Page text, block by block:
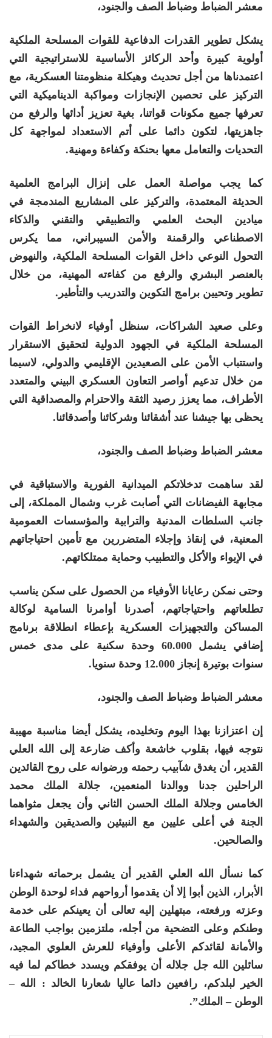
معشر الضباط وضباط الصف والجنود،
يشكل تطوير القدرات الدفاعية للقوات المسلحة الملكية
أولوية كبيرة وأحد الركائز الأساسية للاستراتيجية التي
اعتمدناها من أجل تحديث وهيكلة منظومتنا العسكرية، مع
التركيز على تحصين الإنجازات ومواكبة الديناميكية التي
تعرفها جميع مكونات قواتنا، بغية تعزيز أدائها والرفع من
جاهزيتها، لتكون دائما على أتم الاستعداد لمواجهة كل
التحديات والتعامل معها بحنكة وكفاءة ومهنية.
كما يجب مواصلة العمل على إنزال البرامج العلمية
الحديثة المعتمدة، والتركيز على المشاريع المندمجة في
ميادين البحث العلمي والتطبيقي والتقني والذكاء
الاصطناعي والرقمنة والأمن السيبراني، مما يكرس
التحول النوعي داخل القوات المسلحة الملكية، والنهوض
بالعنصر البشري والرفع من كفاءته المهنية، من خلال
تطوير وتحيين برامج التكوين والتدريب والتأطير.
وعلى صعيد الشراكات، سنظل أوفياء لانخراط القوات
المسلحة الملكية في الجهود الدولية لتحقيق الاستقرار
واستتباب الأمن على الصعيدين الإقليمي والدولي، لاسيما
من خلال تدعيم أواصر التعاون العسكري البيني والمتعدد
الأطراف، مما يعزز رصيد الثقة والاحترام والمصداقية التي
يحظى بها جيشنا عند أشقائنا وشركائنا وأصدقائنا.
معشر الضباط وضباط الصف والجنود،
لقد ساهمت تدخلاتكم الميدانية الفورية والاستباقية في
مجابهة الفيضانات التي أصابت غرب وشمال المملكة، إلى
جانب السلطات المدنية والترابية والمؤسسات العمومية
المعنية، في إنقاذ وإجلاء المتضررين مع تأمين احتياجاتهم
في الإيواء والأكل والتطبيب وحماية ممتلكاتهم.
وحتى نمكن رعايانا الأوفياء من الحصول على سكن يناسب
تطلعاتهم واحتياجاتهم، أصدرنا أوامرنا السامية لوكالة
المساكن والتجهيزات العسكرية بإعطاء انطلاقة برنامج
إضافي يشمل 60.000 وحدة سكنية على مدى خمس
سنوات بوتيرة إنجاز 12.000 وحدة سنويا.
معشر الضباط وضباط الصف والجنود،
إن اعتزازنا بهذا اليوم وتخليده، يشكل أيضا مناسبة مهيبة
نتوجه فيها، بقلوب خاشعة وأكف ضارعة إلى الله العلي
القدير، أن يغدق شآبيب رحمته ورضوانه على روح القائدين
الراحلين جدنا ووالدنا المنعمين، جلالة الملك محمد
الخامس وجلالة الملك الحسن الثاني وأن يجعل مثواهما
الجنة في أعلى عليين مع النبيئين والصديقين والشهداء
والصالحين.
كما نسأل الله العلي القدير أن يشمل برحماته شهداءنا
الأبرار، الذين أبوا إلا أن يقدموا أرواحهم فداء لوحدة الوطن
وعزته ورفعته، مبتهلين إليه تعالى أن يعينكم على خدمة
وطنكم وعلى التضحية من أجله، ملتزمين بواجب الطاعة
والأمانة لقائدكم الأعلى وأوفياء للعرش العلوي المجيد،
سائلين الله جل جلاله أن يوفقكم ويسدد خطاكم لما فيه
الخير لبلدكم، رافعين دائما عاليا شعارنا الخالد : الله –
الوطن – الملك”.